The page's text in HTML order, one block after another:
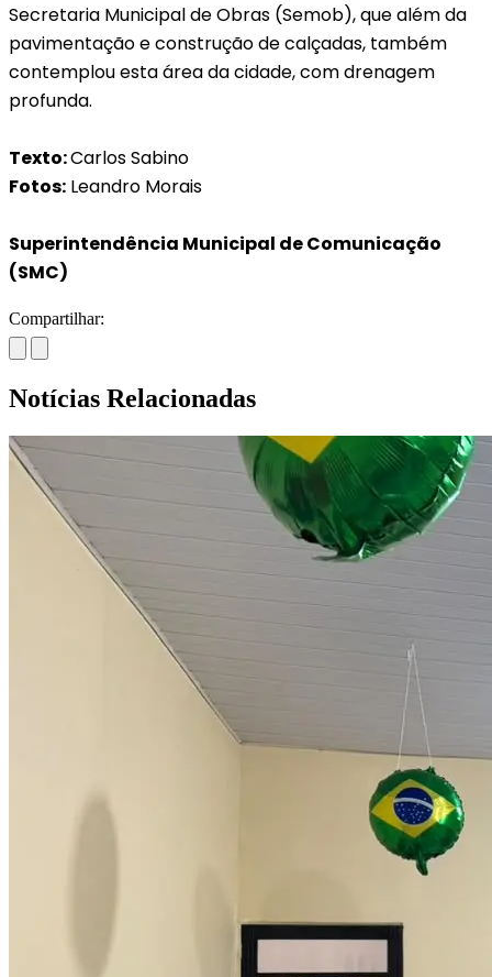
Secretaria Municipal de Obras (Semob), que além da
pavimentação e construção de calçadas, também
contemplou esta área da cidade, com drenagem
profunda.
Texto:Carlos Sabino
Fotos: Leandro Morais
Superintendência Municipal de Comunicação
(SMC)
Compartilhar:
Notícias Relacionadas